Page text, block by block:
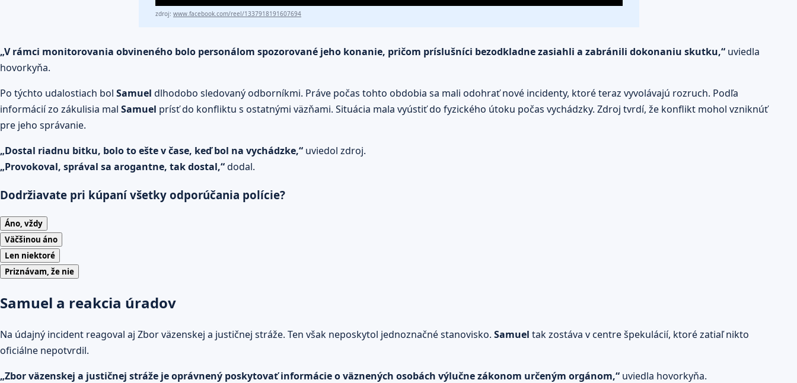
zdroj: www.facebook.com/reel/1337918191607694
„V rámci monitorovania obvineného bolo personálom spozorované jeho konanie, pričom príslušníci bezodkladne zasiahli a zabránili dokonaniu skutku,“ uviedla
hovorkyňa.
Po týchto udalostiach bol Samuel dlhodobo sledovaný odborníkmi. Práve počas tohto obdobia sa mali odohrať nové incidenty, ktoré teraz vyvolávajú rozruch. Podľa
informácií zo zákulisia mal Samuel prísť do konfliktu s ostatnými väzňami. Situácia mala vyústiť do fyzického útoku počas vychádzky. Zdroj tvrdí, že konflikt mohol vzniknúť
pre jeho správanie.
„Dostal riadnu bitku, bolo to ešte v čase, keď bol na vychádzke,“ uviedol zdroj.
„Provokoval, správal sa arogantne, tak dostal,“dodal.
Dodržiavate pri kúpaní všetky odporúčania polície?
Áno, vždy
Väčšinou áno
Len niektoré
Priznávam, že nie
Samuel a reakcia úradov
Na údajný incident reagoval aj Zbor väzenskej a justičnej stráže. Ten však neposkytol jednoznačné stanovisko. Samuel tak zostáva v centre špekulácií, ktoré zatiaľ nikto
oficiálne nepotvrdil.
„Zbor väzenskej a justičnej stráže je oprávnený poskytovať informácie o väznených osobách výlučne zákonom určeným orgánom,“ uviedla hovorkyňa.